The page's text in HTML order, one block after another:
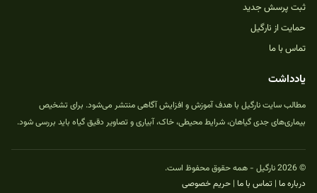
ثبت پرسش جدید
حمایت از نارگیل
تماس با ما
یادداشت
مطالب سایت نارگیل با هدف آموزش و افزایش آگاهی منتشر می‌شود. برای تشخیص
بیماری‌های جدی گیاهان، شرایط محیطی، خاک، آبیاری و تصاویر دقیق گیاه باید بررسی شود.
© 2026 نارگیل - همه حقوق محفوظ است.
درباره ما | تماس با ما | حریم خصوصی